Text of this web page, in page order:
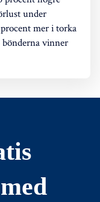
under
mer i torka
vinner